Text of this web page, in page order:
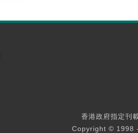
香港政府指定刊
Copyright © 1998